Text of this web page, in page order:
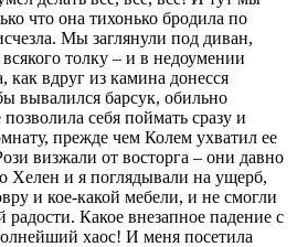
что она тихонько бродила по
Мы заглянули под диван,
толку – и в недоумении
как вдруг из камина донесся
вывалился барсук, обильно
себя поймать сразу и
прежде чем Колем ухватил ее
визжали от восторга – они давно
Хелен и я поглядывали на ущерб,
и кое‑какой мебели, и не смогли
радости. Какое внезапное падение с
хаос! И меня посетила